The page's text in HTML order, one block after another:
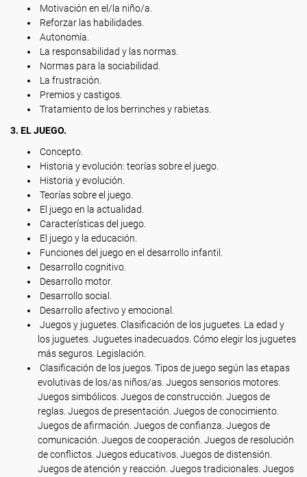
Motivación en el/la niño/a.
Reforzar las habilidades.
Autonomía.
La responsabilidad y las normas.
Normas para la sociabilidad.
La frustración.
Premios y castigos.
Tratamiento de los berrinches y rabietas.
3. EL JUEGO.
Concepto.
Historia y evolución: teorías sobre el juego.
Historia y evolución.
Teorías sobre el juego.
El juego en la actualidad.
Características del juego.
El juego y la educación.
Funciones del juego en el desarrollo infantil.
Desarrollo cognitivo.
Desarrollo motor.
Desarrollo social.
Desarrollo afectivo y emocional.
Juegos y juguetes. Clasificación de los juguetes. La edad y
los juguetes. Juguetes inadecuados. Cómo elegir los juguetes
más seguros. Legislación.
Clasificación de los juegos. Tipos de juego según las etapas
evolutivas de los/as niños/as. Juegos sensorios motores.
Juegos simbólicos. Juegos de construcción. Juegos de
reglas. Juegos de presentación. Juegos de conocimiento.
Juegos de afirmación. Juegos de confianza. Juegos de
comunicación. Juegos de cooperación. Juegos de resolución
de conflictos. Juegos educativos. Juegos de distensión.
Juegos de atención y reacción. Juegos tradicionales. Juegos